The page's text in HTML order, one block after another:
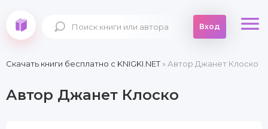
Вход
Скачать книги бесплатно c KNIGKI.NET» Автор Джанет Клоско
Автор Джанет Клоско